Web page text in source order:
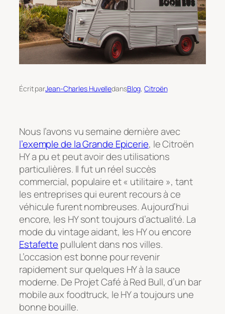
Écrit parJean-Charles HuvelledansBlog, Citroën
Nous l’avons vu semaine dernière avec
l’exemple de la Grande Epicerie, le Citroën
HY a pu et peut avoir des utilisations
particulières. Il fut un réel succès
commercial, populaire et « utilitaire », tant
les entreprises qui eurent recours à ce
véhicule furent nombreuses. Aujourd’hui
encore, les HY sont toujours d’actualité. La
mode du vintage aidant, les HY ou encore
Estafette pullulent dans nos villes.
L’occasion est bonne pour revenir
rapidement sur quelques HY à la sauce
moderne. De Projet Café à Red Bull, d’un bar
mobile aux foodtruck, le HY a toujours une
bonne bouille.